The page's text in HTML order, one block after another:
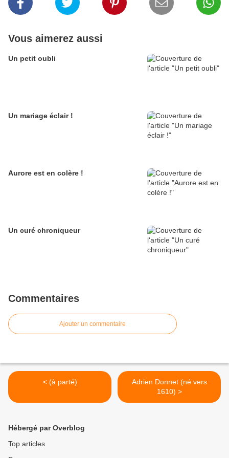
Vous aimerez aussi
Un petit oubli
Un mariage éclair !
Aurore est en colère !
Un curé chroniqueur
Commentaires
Ajouter un commentaire
< (à parté)
Adrien Donnet (né vers
1610) >
Hébergé par Overblog
Top articles